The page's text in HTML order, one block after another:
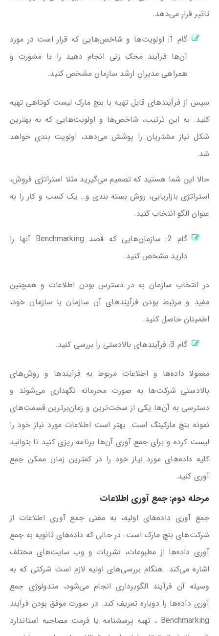
تاثیر قرار می‌دهد.
گام 1: اولویت‌ها و شاخص‌هایی که قرار است در مورد
آن‌ها فرآیند محک زنی انجام دهید را با مشورت و
همراهی مدیران ارشد سازمان مشخص کنید.
سپس از فرآیندهای قابل تهیه با بنچ مارک لیست کوتاهی تهیه
کنید. به این ترتیب، شاخص‌ها و اولویت‌هایی که به بهترین
شکل نیاز مشتریان را پوشش می‌دهد، اولویت بندی خواهد
شد.
حالا این شما هستید که تصمیم می‌گیرید مثلا استراتژی فروش،
استراتژی بازاریابی، روش بسته بندی و… یک کسب و کار را به
عنوان الگو انتخاب کنید.
گام 2: سازمان‌هایی که قصد Benchmarking آ‌نها را
دارید مشخص کنید.
در انتخاب سازمان به در دسترس بودن اطلاعات و همچنین
مفید و مرتبط بودن فرآیندهای آن سازمان با سازمان خود،
اطمینان حاصل کنید.
گام 3: فرآیندهای بالادستی را بررسی کنید.
معمولا داده‌ها‌ و اطلاعات مربوط به فرآیندها و روش‌های
بالادستی شرکت‌ها به صورت محرمانه نگهداری می‌شوند و
دسترسی به آن‌ها یکی از سخت‌ترین و زمان‌برترین قسمت‌های
نمونه بنچ مارکینگ است. بهتر است اطلاعات مورد نیاز خود را
لیست کرده و برای جمع آوری آن‌ها برنامه ریزی کنید تا بتوانید
کلیه داده‌های مورد نیاز خود را در کمترین زمان ممکن جمع
آوری کنید.
مرحله دوم: جمع آوری اطلاعات
جمع آوری داده‌های اولیه، به معنی جمع آوری اطلاعات از
شرکت‌های بنچ مارک است. در حالی که داده‌های ثانویه به جمع
آوری داده‌ها از مطبوعات، نشریات و وب سایت‌های مختلف
اشاره می‌کند. هنگام بررسی‌های اولیه لازم است شرکتی که به
وسیله آن فرآیند الگوبرداری انجام می‌شود، متدولوژی جمع
آوری داده‌ها را دوباره تعریف کند. در صورت موفق بودن فرآیند
Benchmarking ، تهیه پرسشنامه یا فرمت مصاحبه استاندارد